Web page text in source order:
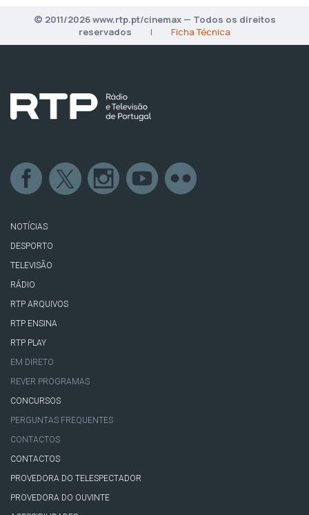
© 2011/2026 www.rtp.pt/cinemax — Todos os direitos
reservados
| Ficha Técnica
NOTÍCIAS
DESPORTO
TELEVISÃO
RÁDIO
RTP ARQUIVOS
RTP ENSINA
RTP PLAY
EM DIRETO
REVER PROGRAMAS
CONCURSOS
PERGUNTAS FREQUENTES
CONTACTOS
CONTACTOS
PROVEDORA DO TELESPECTADOR
PROVEDORA DO OUVINTE